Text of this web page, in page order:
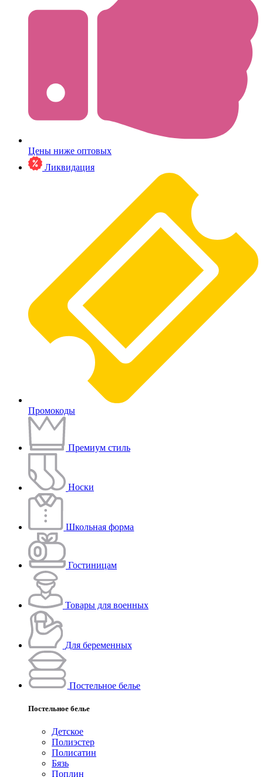
Цены ниже оптовых
Ликвидация
Промокоды
Премиум стиль
Носки
Школьная форма
Гостиницам
Товары для военных
Для беременных
Постельное белье
Постельное белье
Детское
Полиэстeр
Полисатин
Бязь
Поплин